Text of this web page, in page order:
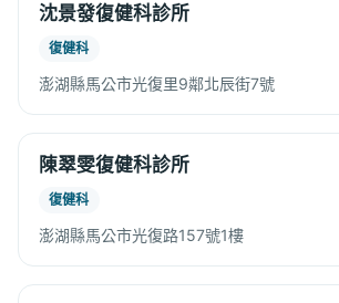
沈景發復健科診所
復健科
澎湖縣馬公市光復里9鄰北辰街7號
陳翠雯復健科診所
復健科
澎湖縣馬公市光復路157號1樓